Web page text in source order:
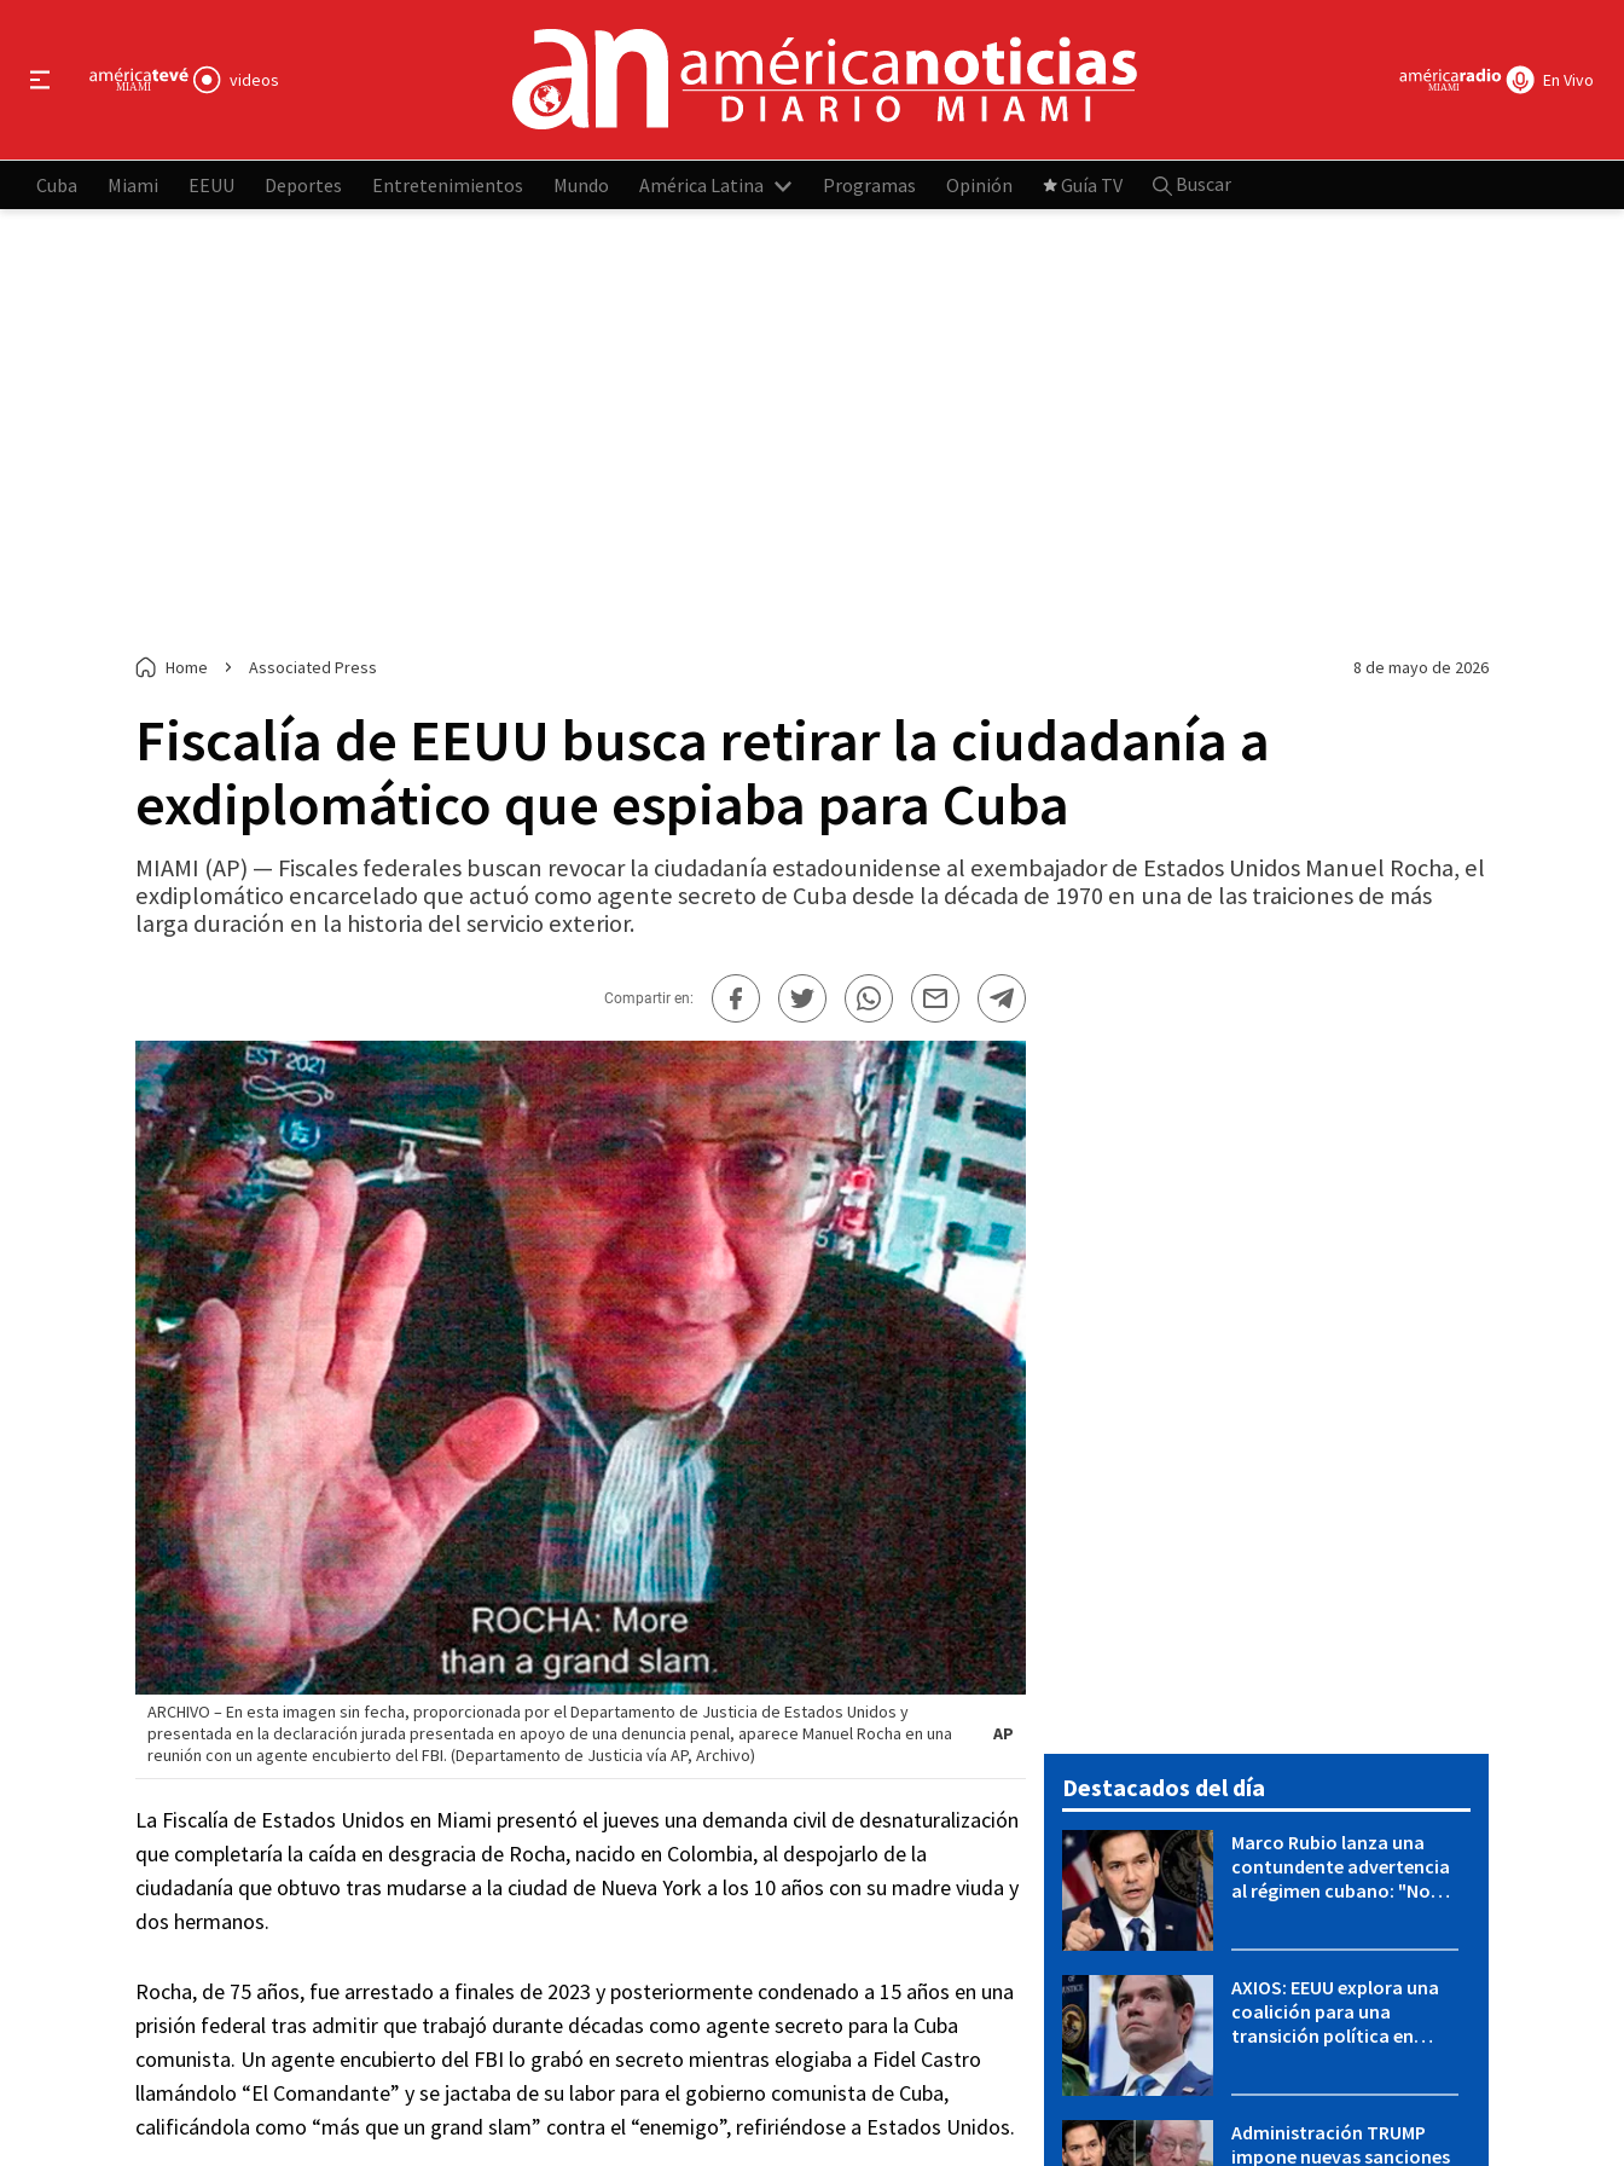
videos En Vivo
Cuba Miami EEUU Deportes Entretenimientos Mundo América Latina Programas Opinión Guía TV Buscar
Home Associated Press 8 de mayo de 2026
Fiscalía de EEUU busca retirar la ciudadanía a
exdiplomático que espiaba para Cuba
MIAMI (AP) — Fiscales federales buscan revocar la ciudadanía estadounidense al exembajador de Estados Unidos Manuel Rocha, el
exdiplomático encarcelado que actuó como agente secreto de Cuba desde la década de 1970 en una de las traiciones de más
larga duración en la historia del servicio exterior.
Compartir en:
ARCHIVO – En esta imagen sin fecha, proporcionada por el Departamento de Justicia de Estados Unidos y
presentada en la declaración jurada presentada en apoyo de una denuncia penal, aparece Manuel Rocha en una
reunión con un agente encubierto del FBI. (Departamento de Justicia vía AP, Archivo)
AP
La Fiscalía de Estados Unidos en Miami presentó el jueves una demanda civil de desnaturalización
que completaría la caída en desgracia de Rocha, nacido en Colombia, al despojarlo de la
ciudadanía que obtuvo tras mudarse a la ciudad de Nueva York a los 10 años con su madre viuda y
dos hermanos.
Rocha, de 75 años, fue arrestado a finales de 2023 y posteriormente condenado a 15 años en una
prisión federal tras admitir que trabajó durante décadas como agente secreto para la Cuba
comunista. Un agente encubierto del FBI lo grabó en secreto mientras elogiaba a Fidel Castro
llamándolo “El Comandante” y se jactaba de su labor para el gobierno comunista de Cuba,
calificándola como “más que un grand slam” contra el “enemigo”, refiriéndose a Estados Unidos.
Destacados del día
Marco Rubio lanza una
contundente advertencia
al régimen cubano: "No
AXIOS: EEUU explora una
coalición para una
transición política en
Administración TRUMP
impone nuevas sanciones